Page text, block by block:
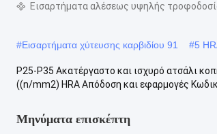
Εισαρτήματα αλέσεως υψηλής
#Εισαρτήματα χύτευσης καρβιδίου 91 #5
P25-P35 Ακατέργαστο και ισχυρό ατσάλι
((n/mm2) HRA Απόδοση και εφαρμογές
Μηνύματα επισκέπτη